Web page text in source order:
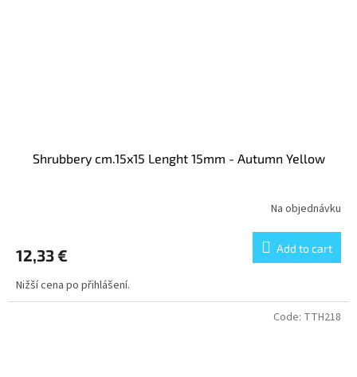
Shrubbery cm.15x15 Lenght 15mm - Autumn Yellow
Na objednávku
12,33 € Add to cart
Nižší cena po přihlášení.
Code: TTH218